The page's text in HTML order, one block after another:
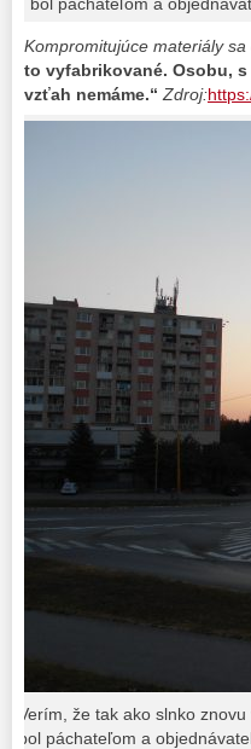
Kompromitujúce materiály
to vyfabrikované. Osobu,
vzťah nemáme.“ Zdroj:
Verím, že tak ako slnko
bol páchateľom a